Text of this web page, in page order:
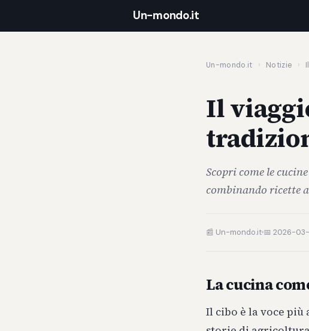
Un-mondo.it
Un-mondo.it › Notizie ›
Il
Scopri come le
combinando ricette
📰 Un-mondo.it 📅 2026-
La cucina
Il cibo è la voce